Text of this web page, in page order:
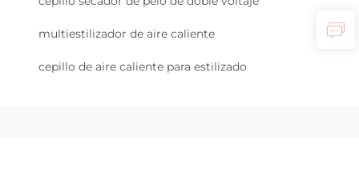
multiestilizador de aire caliente
cepillo de aire caliente para estilizado